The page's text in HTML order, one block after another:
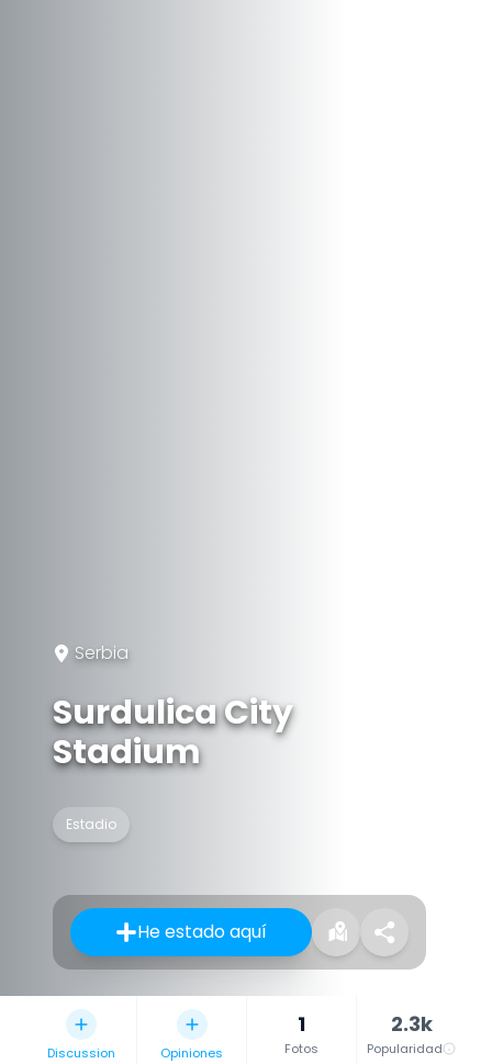
Serbia
Surdulica City
Stadium
Estadio
He estado aquí
Discussion Opiniones
1
Fotos
2.3k
Popularidad